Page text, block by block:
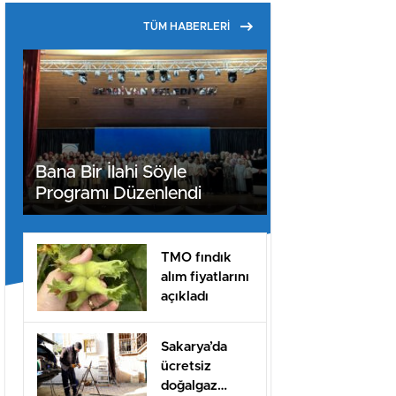
TÜM HABERLERİ
Bana Bir İlahi Söyle
Programı Düzenlendi
TMO fındık
alım fiyatlarını
açıkladı
Sakarya’da
ücretsiz
doğalgaz